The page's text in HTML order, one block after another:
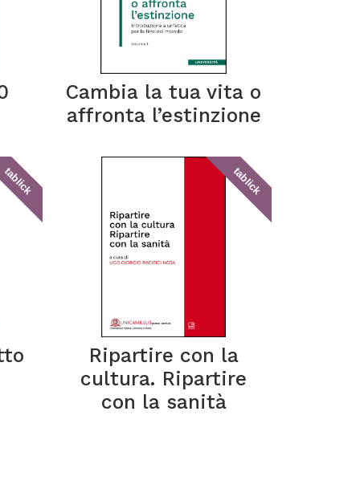
Cambia la tua vita o
affronta l’estinzione
tablick tablick
Ripartire con la
cultura. Ripartire
con la sanità